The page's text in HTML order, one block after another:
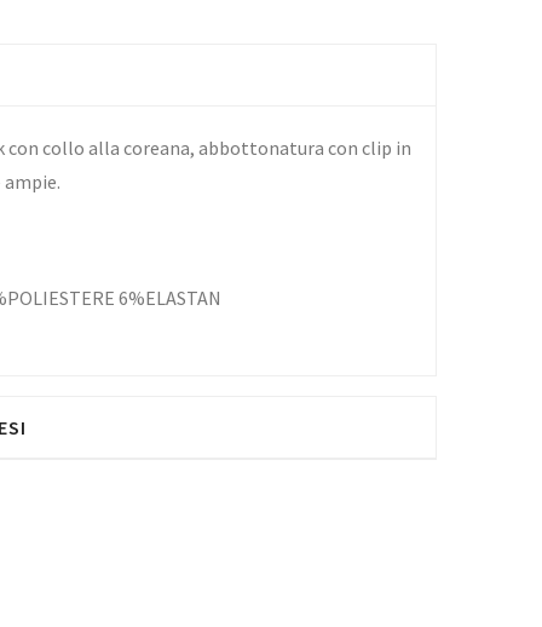
collo alla coreana, abbottonatura con clip in
6%ELASTAN